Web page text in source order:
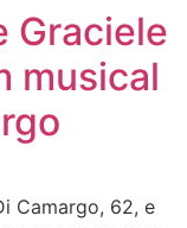
Graciele
musical
Camargo, 62, e